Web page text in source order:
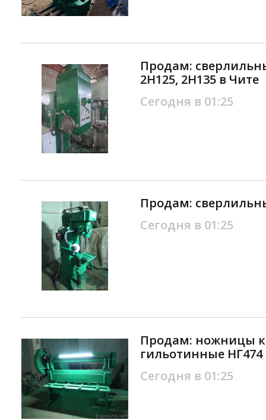
Продам:
2Н125, 2Н135 в Чите
Сегодня в 01:25
Продам:
Сегодня в 01:25
Продам: ножницы
гильотинные НГ474
Сегодня в 01:25